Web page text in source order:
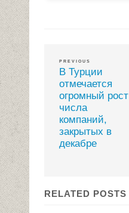
PREVIOUS
В Турции
отмечается
огромный рост
числа
компаний,
закрытых в
декабре
RELATED POSTS